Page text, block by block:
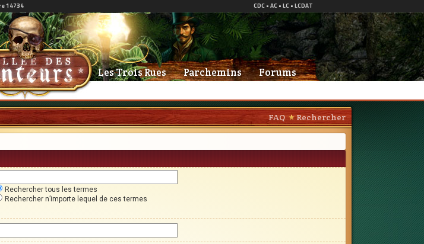
Les Trois Rues Parchemins Forums
FAQ Rechercher
Rechercher tous les termes
Rechercher n’importe lequel de ces termes